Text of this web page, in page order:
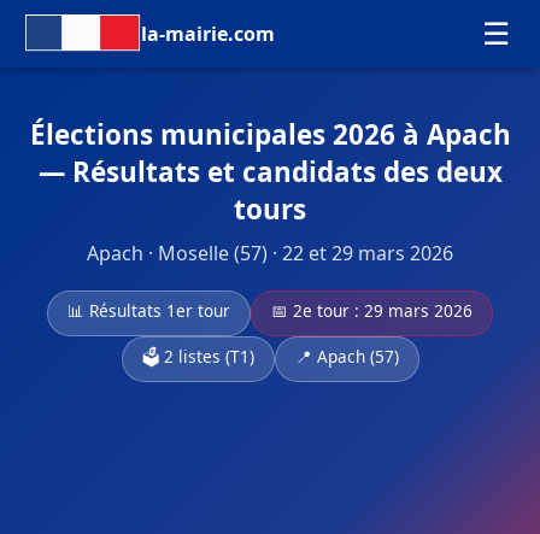
la-mairie.com ☰
Élections municipales 2026 à Apach
— Résultats et candidats des deux
tours
Apach · Moselle (57) · 22 et 29 mars 2026
📊 Résultats 1er tour
📅 2e tour : 29 mars 2026
🗳️ 2 listes (T1)
📍 Apach (57)